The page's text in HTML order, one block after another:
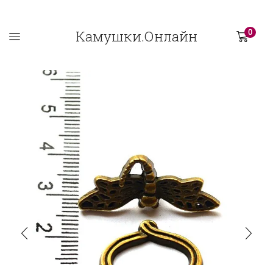
Камушки.Онлайн 0